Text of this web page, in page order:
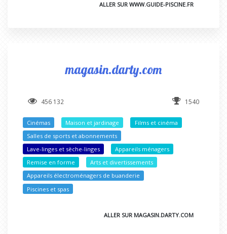
ALLER SUR WWW.GUIDE-PISCINE.FR
magasin.darty.com
456 132 1540
Cinémas Maison et jardinage
Films et cinéma
Salles de sports et abonnements
Lave-linges et sèche-linges
Appareils ménagers
Remise en forme
Arts et divertissements
Appareils électroménagers de buanderie
Piscines et spas
ALLER SUR MAGASIN.DARTY.COM